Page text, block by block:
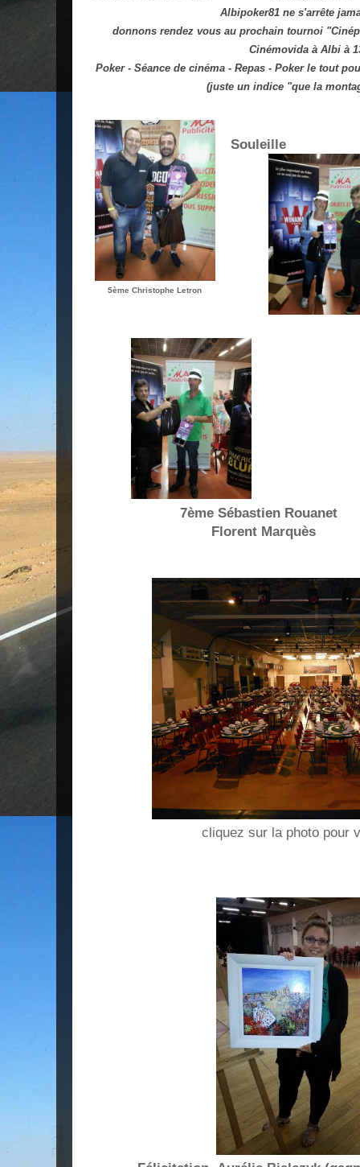
Albipoker81 ne s'arrête
donnons rendez vous au prochain tournoi
Cinémovida à Albi à
Poker - Séance de cinéma - Repas - Poker le tout
(juste un indice "que la
5ème Christophe Letron
Souleille
7ème Sébastien Rouanet
Florent Marquès
cliquez sur la photo pour